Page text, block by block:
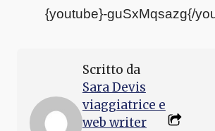
{youtube}-guSxMqsazg{/
Scritto da
Sara Devis
viaggiatrice e
web writer